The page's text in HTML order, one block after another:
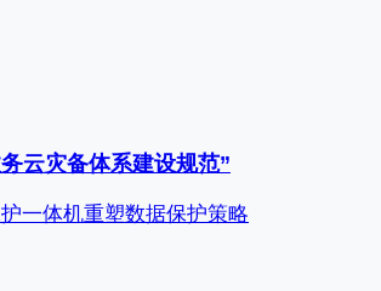
云灾备体系建设规范”